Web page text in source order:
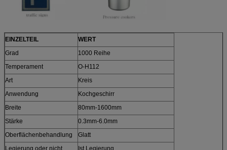
EINZELTEIL
WERT
Grad
1000 Reihe
Temperament
O-H112
Art
Kreis
Anwendung
Kochgeschirr
Breite
80mm-1600mm
Stärke
0.3mm-6.0mm
Oberflächenbehandlung
Glatt
Legierung oder nicht
Ist Legierung